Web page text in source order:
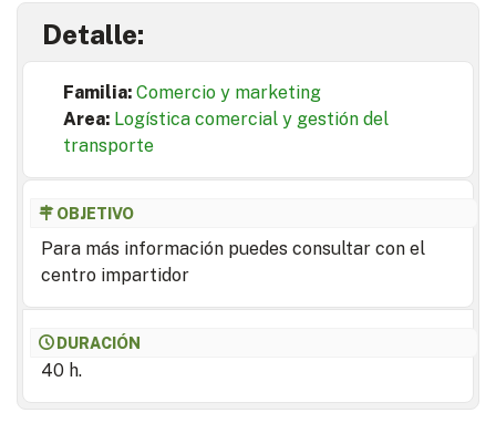
Detalle:
Familia: Comercio y marketing
Area: Logística comercial y gestión del
transporte
OBJETIVO
Para más información puedes consultar con el
centro impartidor
DURACIÓN
40 h.